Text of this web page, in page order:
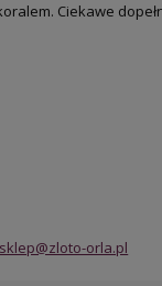
Ciekawe
sklep@zloto-orla.pl